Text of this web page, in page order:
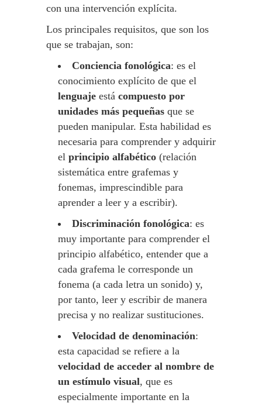
con una intervención explícita.
Los principales requisitos, que son los
que se trabajan, son:
Conciencia fonológica: es el
conocimiento explícito de que el
lenguaje está compuesto por
unidades más pequeñas que se
pueden manipular. Esta habilidad es
necesaria para comprender y adquirir
el principio alfabético (relación
sistemática entre grafemas y
fonemas, imprescindible para
aprender a leer y a escribir).
Discriminación fonológica: es
muy importante para comprender el
principio alfabético, entender que a
cada grafema le corresponde un
fonema (a cada letra un sonido) y,
por tanto, leer y escribir de manera
precisa y no realizar sustituciones.
Velocidad de denominación:
esta capacidad se refiere a la
velocidad de acceder al nombre de
un estímulo visual, que es
especialmente importante en la